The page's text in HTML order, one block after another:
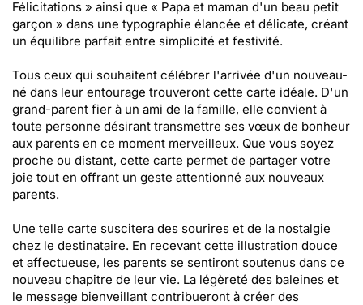
Félicitations » ainsi que « Papa et maman d'un beau petit
garçon » dans une typographie élancée et délicate, créant
un équilibre parfait entre simplicité et festivité.
Tous ceux qui souhaitent célébrer l'arrivée d'un nouveau-
né dans leur entourage trouveront cette carte idéale. D'un
grand-parent fier à un ami de la famille, elle convient à
toute personne désirant transmettre ses vœux de bonheur
aux parents en ce moment merveilleux. Que vous soyez
proche ou distant, cette carte permet de partager votre
joie tout en offrant un geste attentionné aux nouveaux
parents.
Une telle carte suscitera des sourires et de la nostalgie
chez le destinataire. En recevant cette illustration douce
et affectueuse, les parents se sentiront soutenus dans ce
nouveau chapitre de leur vie. La légèreté des baleines et
le message bienveillant contribueront à créer des